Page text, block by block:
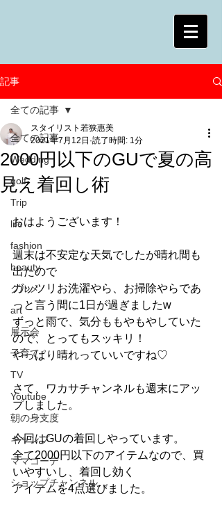
記事
全ての記事
Wedding
golf
Trip
life
fashion
beauty
グルメ
art
展示会
子育て
TV
Youtube
朝の身支度
キャンプ
ママコーデ
ショップチャンネル
全ての記事
2000円以下のGUで夏の高
見え着回し術
スタイリスト若狭惠美
2021年7月12日 読了時間: 1分
おはようございます！
週末は不安定な天気でしたが晴れ間も
出たので
ガッツリお洗濯やら、お掃除やらであ
っと言う間に1日が過ぎましたw
ずっと雨で、気分ももやもやしていた
ので、とってもスッキリ！
やっぱり晴れっていいですね♡
さて、ワカサチャンネルも週末にアッ
プしました。
今回はGUの着回しやっています。
全て2000円以下のアイテムなので、買
いやすいし、着回し効く
アイテムを4点選びました。